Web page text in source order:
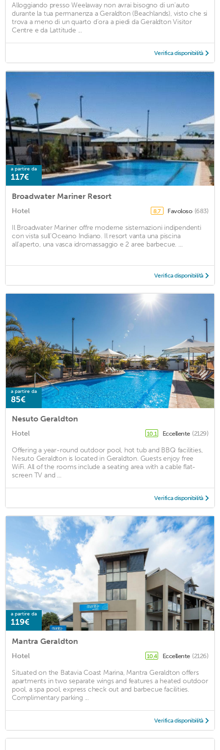
Alloggiando presso Weelaway non avrai bisogno di un'auto
durante la tua permanenza a Geraldton (Beachlands), visto che si
trova a meno di un quarto d'ora a piedi da Geraldton Visitor
Centre e da Lattitude ...
Verifica disponibilità
a partire da
117€
Broadwater Mariner Resort
Hotel 8,7 Favoloso (683)
Il Broadwater Mariner offre moderne sistemazioni indipendenti
con vista sull'Oceano Indiano. Il resort vanta una piscina
all'aperto, una vasca idromassaggio e 2 aree barbecue. ...
Verifica disponibilità
a partire da
85€
Nesuto Geraldton
Hotel 10,1 Eccellente (2129)
Offering a year-round outdoor pool, hot tub and BBQ facilities,
Nesuto Geraldton is located in Geraldton. Guests enjoy free
WiFi. All of the rooms include a seating area with a cable flat-
screen TV and ...
Verifica disponibilità
a partire da
119€
Mantra Geraldton
Hotel 10,4 Eccellente (2126)
Situated on the Batavia Coast Marina, Mantra Geraldton offers
apartments in two separate wings and features a heated outdoor
pool, a spa pool, express check out and barbecue facilities.
Complimentary parking ...
Verifica disponibilità